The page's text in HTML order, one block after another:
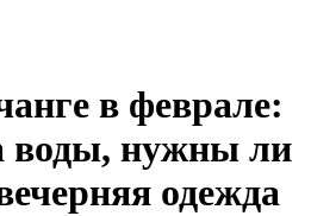
в феврале:
воды, нужны ли
одежда